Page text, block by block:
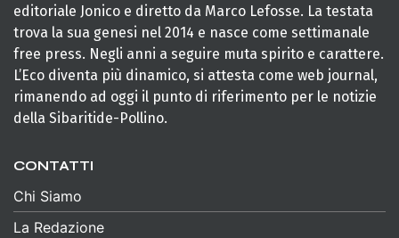
editoriale Jonico e diretto da Marco Lefosse. La testata
trova la sua genesi nel 2014 e nasce come settimanale
free press. Negli anni a seguire muta spirito e carattere.
L’Eco diventa più dinamico, si attesta come web journal,
rimanendo ad oggi il punto di riferimento per le notizie
della Sibaritide-Pollino.
CONTATTI
Chi Siamo
La Redazione